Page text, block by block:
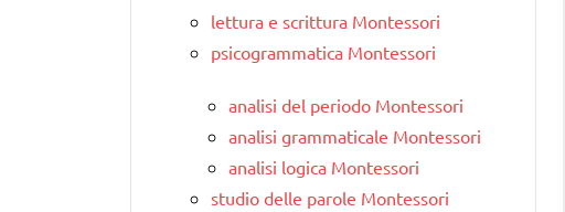
lettura e scrittura Montessori
psicogrammatica Montessori
analisi del periodo Montessori
analisi grammaticale Montessori
analisi logica Montessori
studio delle parole Montessori